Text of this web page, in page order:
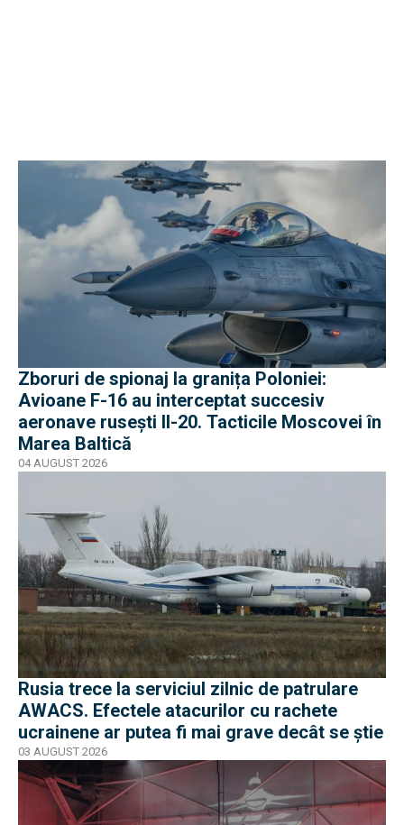
Zboruri de spionaj la granița Poloniei:
Avioane F-16 au interceptat succesiv
aeronave rusești Il-20. Tacticile Moscovei în
Marea Baltică
04 AUGUST 2026
Rusia trece la serviciul zilnic de patrulare
AWACS. Efectele atacurilor cu rachete
ucrainene ar putea fi mai grave decât se știe
03 AUGUST 2026